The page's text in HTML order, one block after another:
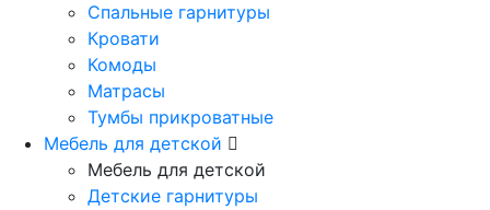
Спальные гарнитуры
Кровати
Комоды
Матрасы
Тумбы прикроватные
Мебель для детской
Мебель для детской
Детские гарнитуры